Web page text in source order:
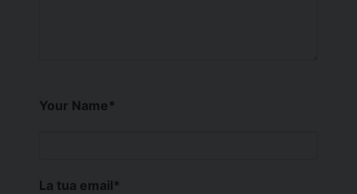
Your Name*
La tua email*